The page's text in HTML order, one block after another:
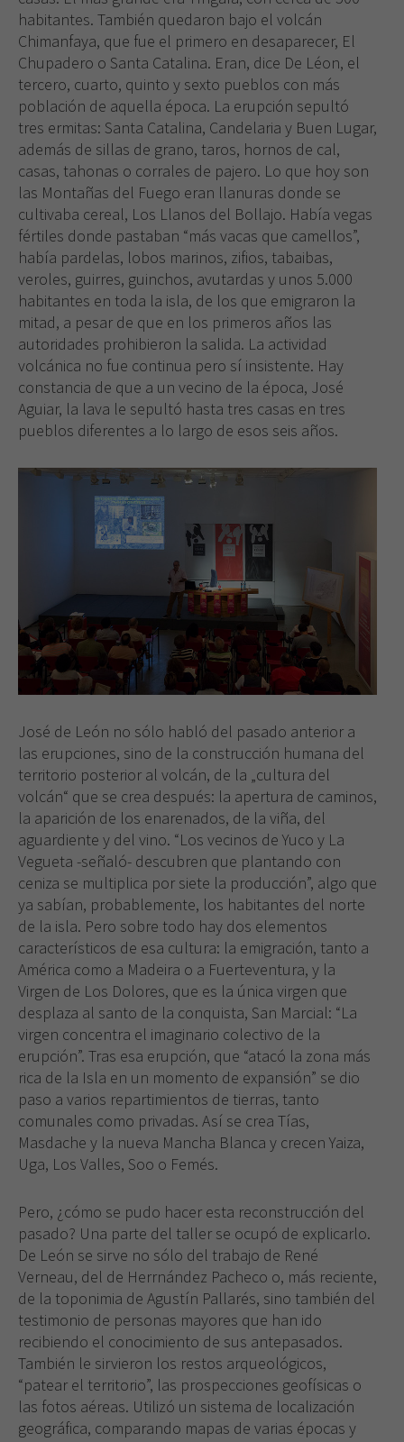
habitantes. También quedaron bajo el volcán
Chimanfaya, que fue el primero en desaparecer, El
Chupadero o Santa Catalina. Eran, dice De Léon, el
tercero, cuarto, quinto y sexto pueblos con más
población de aquella época. La erupción sepultó
tres ermitas: Santa Catalina, Candelaria y Buen Lugar,
además de sillas de grano, taros, hornos de cal,
casas, tahonas o corrales de pajero. Lo que hoy son
las Montañas del Fuego eran llanuras donde se
cultivaba cereal, Los Llanos del Bollajo. Había vegas
fértiles donde pastaban “más vacas que camellos”,
había pardelas, lobos marinos, zifios, tabaibas,
veroles, guirres, guinchos, avutardas y unos 5.000
habitantes en toda la isla, de los que emigraron la
mitad, a pesar de que en los primeros años las
autoridades prohibieron la salida. La actividad
volcánica no fue continua pero sí insistente. Hay
constancia de que a un vecino de la época, José
Aguiar, la lava le sepultó hasta tres casas en tres
pueblos diferentes a lo largo de esos seis años.
José de León no sólo habló del pasado anterior a
las erupciones, sino de la construcción humana del
territorio posterior al volcán, de la „cultura del
volcán“ que se crea después: la apertura de caminos,
la aparición de los enarenados, de la viña, del
aguardiente y del vino. “Los vecinos de Yuco y La
Vegueta -señaló- descubren que plantando con
ceniza se multiplica por siete la producción”, algo que
ya sabían, probablemente, los habitantes del norte
de la isla. Pero sobre todo hay dos elementos
característicos de esa cultura: la emigración, tanto a
América como a Madeira o a Fuerteventura, y la
Virgen de Los Dolores, que es la única virgen que
desplaza al santo de la conquista, San Marcial: “La
virgen concentra el imaginario colectivo de la
erupción”. Tras esa erupción, que “atacó la zona más
rica de la Isla en un momento de expansión” se dio
paso a varios repartimientos de tierras, tanto
comunales como privadas. Así se crea Tías,
Masdache y la nueva Mancha Blanca y crecen Yaiza,
Uga, Los Valles, Soo o Femés.
Pero, ¿cómo se pudo hacer esta reconstrucción del
pasado? Una parte del taller se ocupó de explicarlo.
De León se sirve no sólo del trabajo de René
Verneau, del de Herrnández Pacheco o, más reciente,
de la toponimia de Agustín Pallarés, sino también del
testimonio de personas mayores que han ido
recibiendo el conocimiento de sus antepasados.
También le sirvieron los restos arqueológicos,
“patear el territorio”, las prospecciones geofísicas o
las fotos aéreas. Utilizó un sistema de localización
geográfica, comparando mapas de varias épocas y